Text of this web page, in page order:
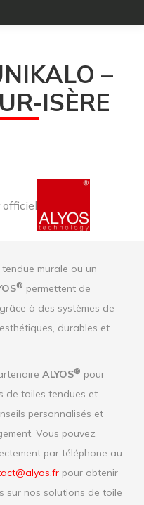
–
ISÈRE
officiel
murale ou un
® permettent de
à des systèmes de
durables et
ALYOS® pour
de toiles tendues et
personnalisés et
Vous pouvez
par téléphone au
pour obtenir
sur nos solutions de toile